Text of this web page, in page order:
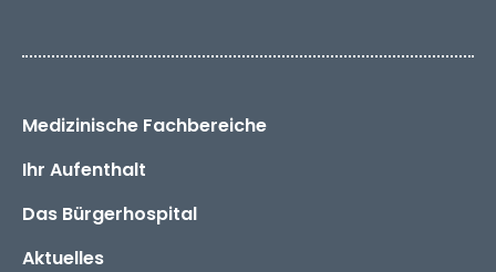
Medizinische Fachbereiche
Ihr Aufenthalt
Das Bürger­hospital
Aktuelles